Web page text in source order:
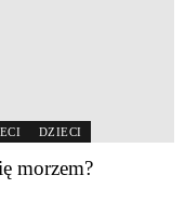
DZIECI
morzem?